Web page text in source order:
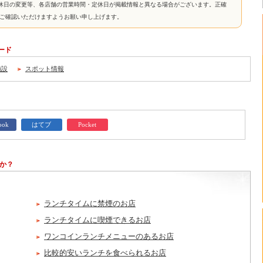
日の変更等、各店舗の営業時間・定休日が掲載情報と異なる場合がございます。正確
確認いただけますようお願い申し上げます。
ド
設 スポット情報
はてブ Pocket
？
ランチタイムに禁煙のお店
ランチタイムに喫煙できるお店
ワンコインランチメニューのあるお店
比較的安いランチを食べられるお店